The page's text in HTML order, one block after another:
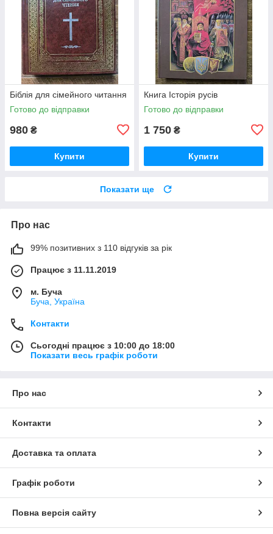
Біблія для сімейного читання
Готово до відправки
980 ₴
Купити
Книга Історія русiв
Готово до відправки
1 750 ₴
Купити
Показати ще
Про нас
99% позитивних з 110 відгуків за рік
Працює з 11.11.2019
м. Буча
Буча, Україна
Контакти
Сьогодні працює з 10:00 до 18:00
Показати весь графік роботи
Про нас
Контакти
Доставка та оплата
Графік роботи
Повна версія сайту